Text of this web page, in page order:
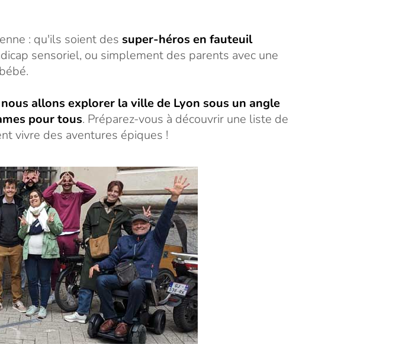
: qu'ils soient des super-héros en fauteuil
sensoriel, ou simplement des parents avec une
nous allons explorer la ville de Lyon sous un angle
pour tous. Préparez-vous à découvrir une liste de
vivre des aventures épiques !